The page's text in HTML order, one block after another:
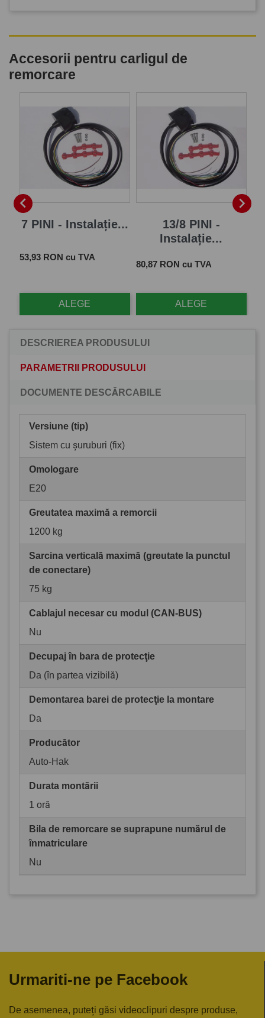
Accesorii pentru carligul de
remorcare

7 PINI - Instalație...
Pret
53,93 RON cu TVA
ALEGE
13/8 PINI -
Instalație...
Pret
80,87 RON cu TVA
ALEGE

DESCRIEREA PRODUSULUI
PARAMETRII PRODUSULUI
DOCUMENTE DESCĂRCABILE
Versiune (tip)
Sistem cu șuruburi (fix)
Omologare
E20
Greutatea maximă a remorcii
1200 kg
Sarcina verticală maximă (greutate la punctul
de conectare)
75 kg
Cablajul necesar cu modul (CAN-BUS)
Nu
Decupaj în bara de protecţie
Da (în partea vizibilă)
Demontarea barei de protecţie la montare
Da
Producător
Auto-Hak
Durata montării
1 oră
Bila de remorcare se suprapune numărul de
înmatriculare
Nu
Urmariti-ne pe Facebook
De asemenea, puteți găsi videoclipuri despre produse,